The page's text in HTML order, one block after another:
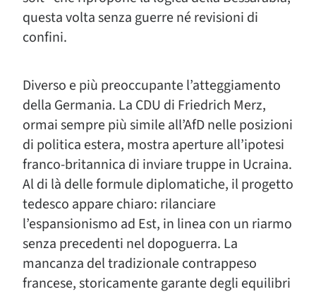
questa volta senza guerre né revisioni di
confini.
Diverso e più preoccupante l’atteggiamento
della Germania. La CDU di Friedrich Merz,
ormai sempre più simile all’AfD nelle posizioni
di politica estera, mostra aperture all’ipotesi
franco-britannica di inviare truppe in Ucraina.
Al di là delle formule diplomatiche, il progetto
tedesco appare chiaro: rilanciare
l’espansionismo ad Est, in linea con un riarmo
senza precedenti nel dopoguerra. La
mancanza del tradizionale contrappeso
francese, storicamente garante degli equilibri